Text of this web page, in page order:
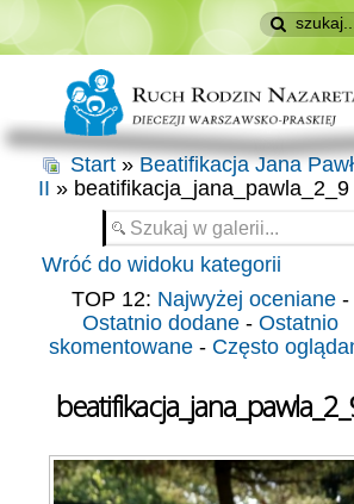
Start » Beatifikacja Jana
II » beatifikacja_jana_pawla_2_9
Wróć do widoku kategorii
TOP 12: Najwyżej oceniane -
Ostatnio dodane - Ostatnio
skomentowane- Często